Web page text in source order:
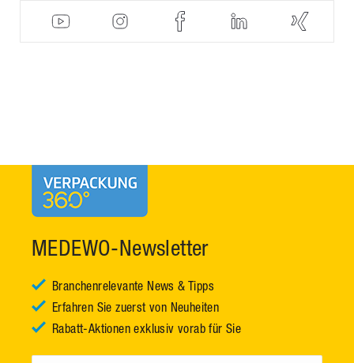
MEDEWO-Newsletter
Branchenrelevante News & Tipps
Erfahren Sie zuerst von Neuheiten
Rabatt-Aktionen exklusiv vorab für Sie